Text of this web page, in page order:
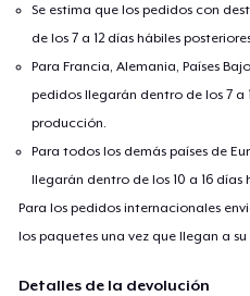
Se estima que los pedidos con
de los 7 a 12 días hábiles
Para Francia, Alemania, Países
pedidos llegarán dentro de los 7 a
producción.
Para todos los demás países de
llegarán dentro de los 10 a 16
Para los pedidos internacionales
los paquetes una vez que llegan a
Detalles de la devolución